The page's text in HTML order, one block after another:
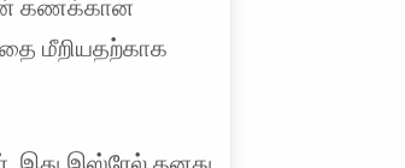
கணக்கான
மீறியதற்காக